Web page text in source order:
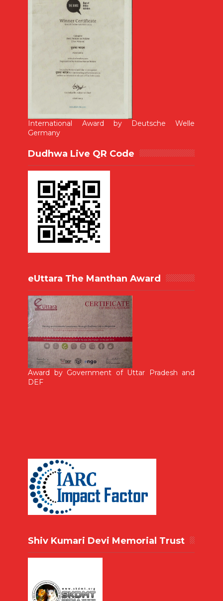
International Award by Deutsche Welle
Germany
Dudhwa Live QR Code
eUttara The Manthan Award
Award by Government of Uttar Pradesh and
DEF
Shiv Kumari Devi Memorial Trust